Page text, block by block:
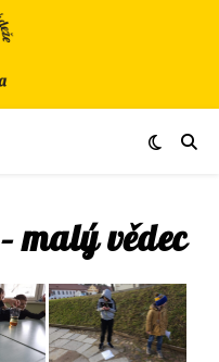
malý vědec